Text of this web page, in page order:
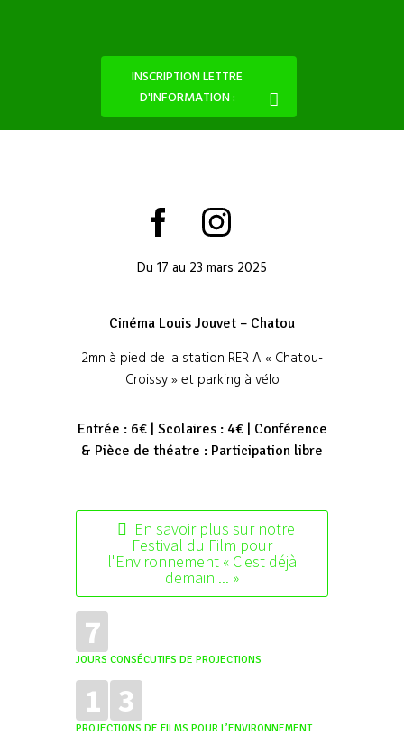
INSCRIPTION LETTRE
D'INFORMATION :
Du 17 au 23 mars 2025
Cinéma Louis Jouvet – Chatou
2mn à pied de la station RER A « Chatou-
Croissy » et parking à vélo
Entrée : 6€ | Scolaires : 4€ | Conférence
& Pièce de théatre : Participation libre
En savoir plus sur notre
Festival du Film pour
l'Environnement « C'est déjà
demain ... »
7
JOURS CONSÉCUTIFS DE PROJECTIONS
1 3
PROJECTIONS DE FILMS POUR L’ENVIRONNEMENT